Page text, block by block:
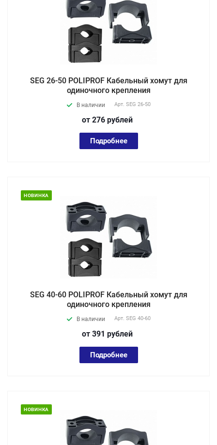
SEG 26-50 POLIPROF Кабельный хомут для
одиночного крепления
В наличии Арт. SEG 26-50
от 276 рублей
Подробнее
НОВИНКА
SEG 40-60 POLIPROF Кабельный хомут для
одиночного крепления
В наличии Арт. SEG 40-60
от 391 рублей
Подробнее
НОВИНКА